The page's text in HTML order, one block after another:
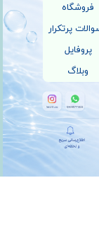
فروشگاه
پرتکرار
پروفایل
وبلاگ